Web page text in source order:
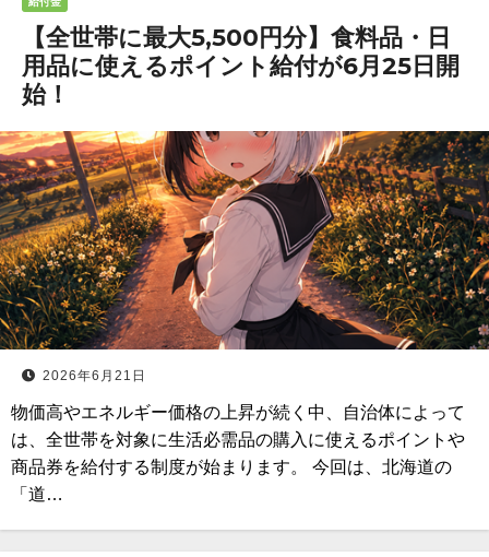
【全世帯に最大5,500円分】食料品・日
用品に使えるポイント給付が6月25日開
始！
2026年6月21日
物価高やエネルギー価格の上昇が続く中、自治体によって
は、全世帯を対象に生活必需品の購入に使えるポイントや
商品券を給付する制度が始まります。 今回は、北海道の
「道…